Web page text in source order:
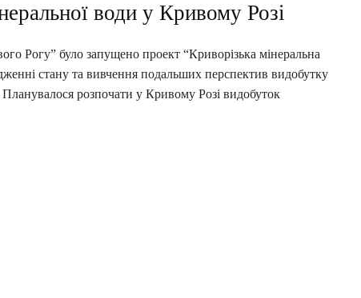
води у Кривому Розі
Рогу” було запущено проект “Криворізька мінеральна
стану та вивчення подальших перспектив видобутку
розпочати у Кривому Розі видобуток